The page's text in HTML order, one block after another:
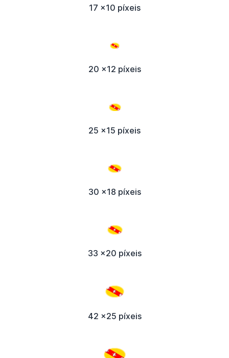
17 x10 píxeis
20 x12 píxeis
25 x15 píxeis
30 x18 píxeis
33 x20 píxeis
42 x25 píxeis